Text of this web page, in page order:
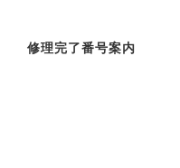
修理完了番号案内